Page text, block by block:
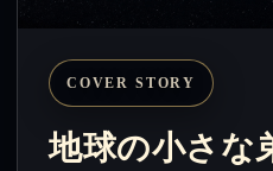
COVER STORY
地球の小さな